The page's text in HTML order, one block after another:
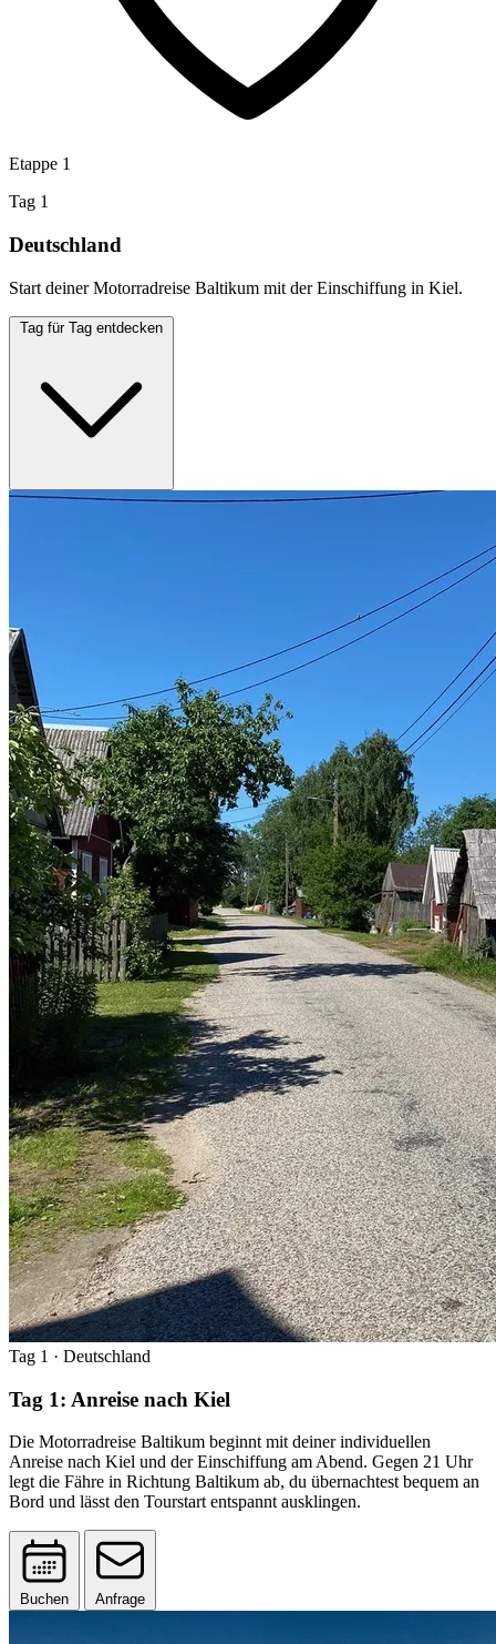
Etappe 1
Tag 1
Deutschland
Start deiner Motorradreise Baltikum mit der Einschiffung in Kiel.
Tag für Tag entdecken
Tag 1 · Deutschland
Tag 1: Anreise nach Kiel
Die Motorradreise Baltikum beginnt mit deiner individuellen
Anreise nach Kiel und der Einschiffung am Abend. Gegen 21 Uhr
legt die Fähre in Richtung Baltikum ab, du übernachtest bequem an
Bord und lässt den Tourstart entspannt ausklingen.
Buchen Anfrage